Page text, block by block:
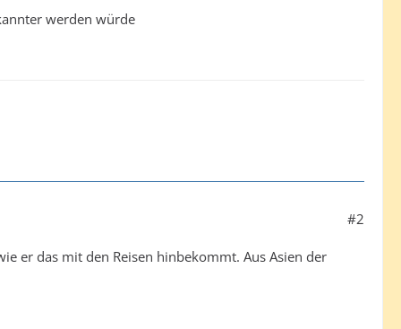
werden würde
#2
er das mit den Reisen hinbekommt. Aus Asien der